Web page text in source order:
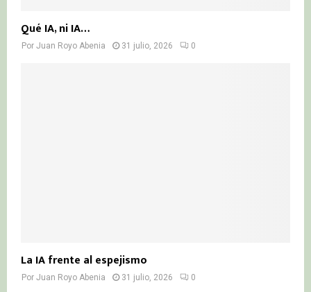
Qué IA, ni IA…
Por Juan Royo Abenia 31 julio, 2026 0
La IA frente al espejismo
Por Juan Royo Abenia 31 julio, 2026 0